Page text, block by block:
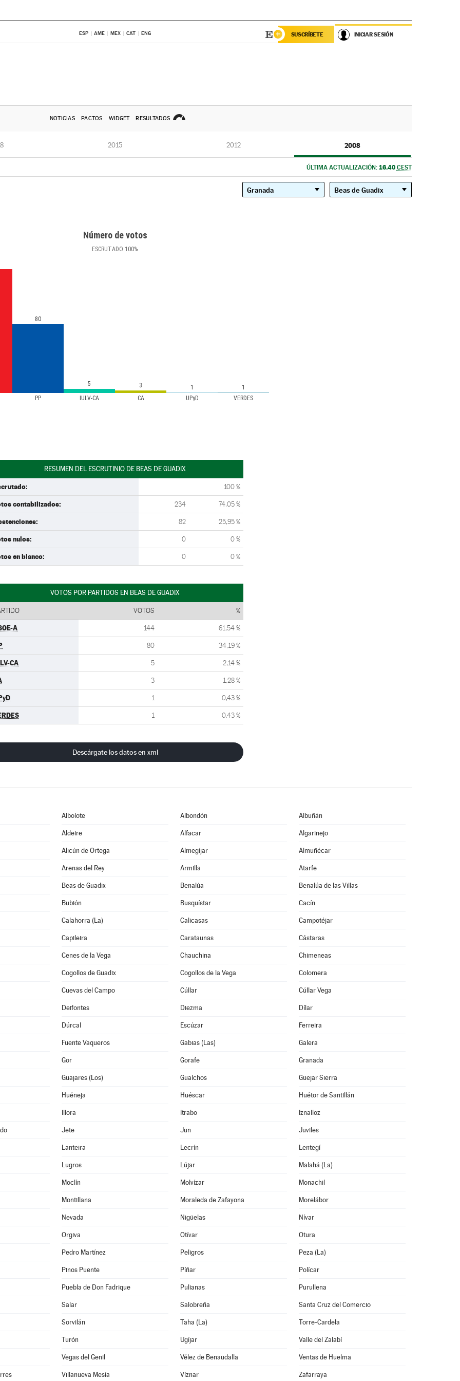
ESP AME MEX CAT ENG SUSCRÍBETE INICIAR SESIÓN
NOTICIAS PACTOS WIDGET RESULTADOS
2015 2012 2008
ÚLTIMA ACTUALIZACIÓN: 16.40 CEST
Número de votos
ESCRUTADO 100%
PP IULV-CA CA UPyD VERDES
80
5 3 1 1
RESUMEN DEL ESCRUTINIO DE BEAS DE GUADIX
100 %
contabilizados: 234 74,05 %
82 25,95 %
nulos: 0 0 %
en blanco: 0 0 %
VOTOS POR PARTIDOS EN BEAS DE GUADIX
VOTOS %
A 144 61,54 %
80 34,19 %
CA 5 2,14 %
3 1,28 %
1 0,43 %
1 0,43 %
Descárgate los datos en xml
Albolote Albondón Albuñán
Aldeire Alfacar Algarinejo
Alicún de Ortega Almegíjar Almuñécar
Arenas del Rey Armilla Atarfe
Beas de Guadix Benalúa Benalúa de las Villas
Bubión Busquístar Cacín
Calahorra (La) Calicasas Campotéjar
Capileira Carataunas Cástaras
Cenes de la Vega Chauchina Chimeneas
Cogollos de Guadix Cogollos de la Vega Colomera
Cuevas del Campo Cúllar Cúllar Vega
Deifontes Diezma Dílar
Dúrcal Escúzar Ferreira
Fuente Vaqueros Gabias (Las) Galera
Gor Gorafe Granada
Guajares (Los) Gualchos Güejar Sierra
Huéneja Huéscar Huétor de Santillán
Illora Itrabo Iznalloz
Jete Jun Juviles
Lanteira Lecrín Lentegí
Lugros Lújar Malahá (La)
Moclín Molvízar Monachil
Montillana Moraleda de Zafayona Morelábor
Nevada Nigüelas Nívar
Orgiva Otívar Otura
Pedro Martínez Peligros Peza (La)
Pinos Puente Píñar Polícar
Puebla de Don Fadrique Pulianas Purullena
Salar Salobreña Santa Cruz del Comercio
Sorvilán Taha (La) Torre-Cardela
Turón Ugíjar Valle del Zalabí
Vegas del Genil Vélez de Benaudalla Ventas de Huelma
Villanueva Mesía Víznar Zafarraya